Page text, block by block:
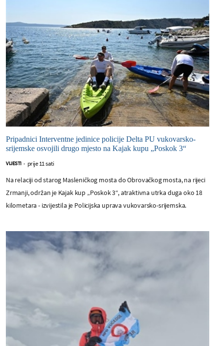
Pripadnici Interventne jedinice policije Delta PU vukovarsko-
srijemske osvojili drugo mjesto na Kajak kupu „Poskok 3“
VIJESTI - prije 11 sati
Na relaciji od starog Masleničkog mosta do Obrovačkog mosta, na rijeci
Zrmanji, održan je Kajak kup „Poskok 3“, atraktivna utrka duga oko 18
kilometara - izvijestila je Policijska uprava vukovarsko-srijemska.